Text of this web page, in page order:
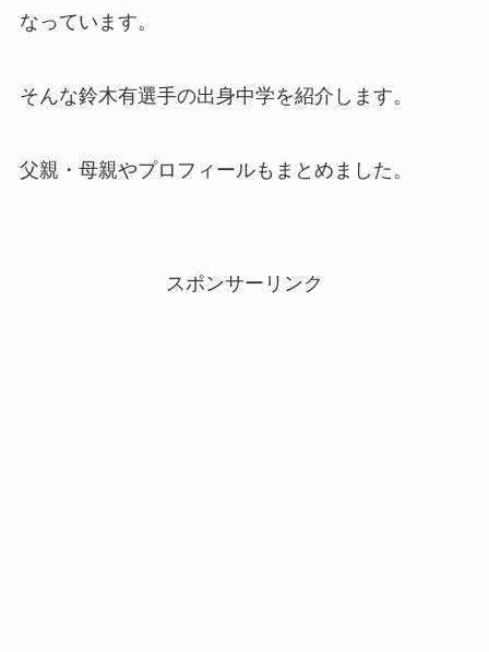
なっています。
そんな鈴木有選手の出身中学を紹介します。
父親・母親やプロフィールもまとめました。
スポンサーリンク